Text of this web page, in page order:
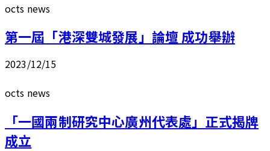
octs news
第一屆「港深雙城發展」論壇 成功舉辦
2023/12/15
octs news
「一國兩制研究中心廣州代表處」正式揭牌
成立